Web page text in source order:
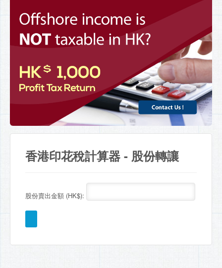
香港印花稅計算器 - 股份轉讓
股份賣出金額 (HK$):